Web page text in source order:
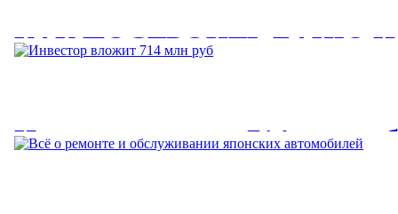
КАК ПОСТРОИТЬ БАНЮ И
ОТДЕЛКИ БАНИ И САУНЫ;
Инвестор вложит 714 млн руб